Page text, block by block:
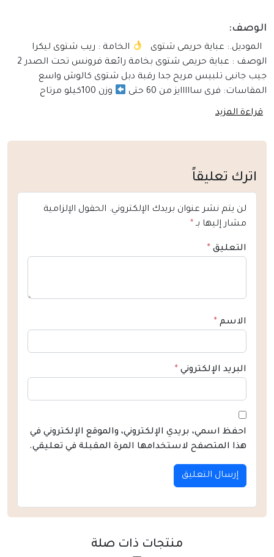
الوصف:
الموديل.: عباية حريمى شتوى
الخامة : ريب شتوى ليكرا
الوصف : عباية حريمى شتوى بخامة رائعة فرونس تحت الصدر 2
جيب جانبى تلبيس مريح جدا رقبة دبل شتوى كالوش واسع
المقاسات: فرى سااااايز من 60 حتى
وزن 100كيلو مرتاح
قراءة المزيد
اترك تعليقاً
لن يتم نشر عنوان بريدك الإلكتروني. الحقول الإلزامية
مشار إليها بـ *
التعليق *
الاسم *
البريد الإلكتروني *
احفظ اسمي، بريدي الإلكتروني، والموقع الإلكتروني في
هذا المتصفح لاستخدامها المرة المقبلة في تعليقي.
منتجات ذات صلة